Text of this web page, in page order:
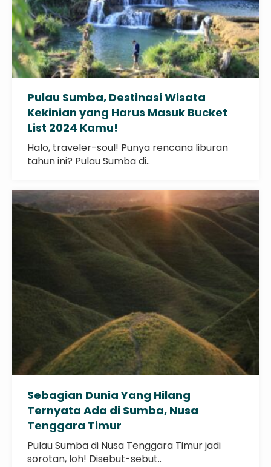
Pulau Sumba, Destinasi Wisata
Kekinian yang Harus Masuk Bucket
List 2024 Kamu!
Halo, traveler-soul! Punya rencana liburan
tahun ini? Pulau Sumba di..
Sebagian Dunia Yang Hilang
Ternyata Ada di Sumba, Nusa
Tenggara Timur
Pulau Sumba di Nusa Tenggara Timur jadi
sorotan, loh! Disebut-sebut..